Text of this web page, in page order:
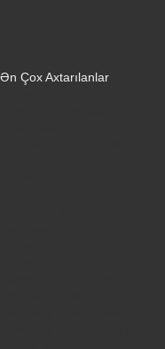
Ən Çox Axtarılanlar